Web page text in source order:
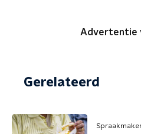
Advertentie
Gerelateerd